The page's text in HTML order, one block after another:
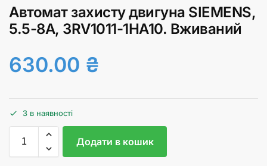
Автомат захисту двигуна SIEMENS,
5.5-8А, 3RV1011-1HA10. Вживаний
630.00 ₴
3 в наявності
Додати в кошик